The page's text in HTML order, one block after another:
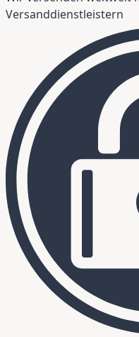
Versanddienstleistern